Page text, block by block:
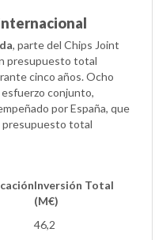
, parte del Chips Joint
presupuesto total
cinco años. Ocho
conjunto,
por España, que
presupuesto total
Inversión Total
(M€)
46,2